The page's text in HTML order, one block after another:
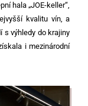
hala „JOE-keller“,
kvalitu vín, a
s výhledy do krajiny
i mezinárodní